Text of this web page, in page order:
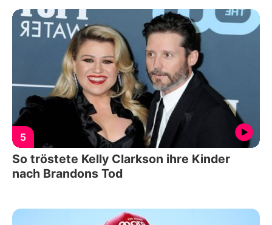
5
So tröstete Kelly Clarkson ihre Kinder
nach Brandons Tod